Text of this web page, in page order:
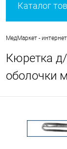
Каталог
МедМаркет -
Кюретка
оболочки